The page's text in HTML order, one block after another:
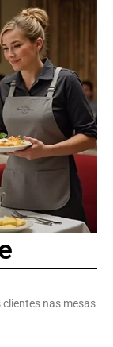
nas mesas